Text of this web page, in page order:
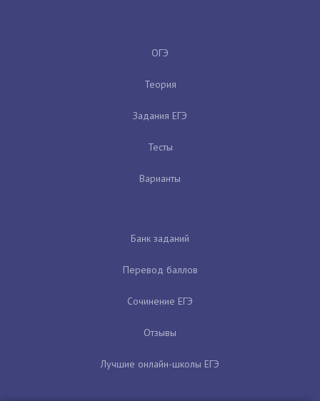
ОГЭ
Теория
Задания ЕГЭ
Тесты
Варианты
Банк заданий
Перевод баллов
Сочинение ЕГЭ
Отзывы
Лучшие онлайн-школы ЕГЭ